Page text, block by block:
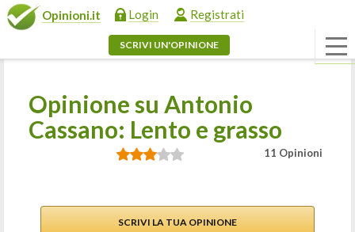
Opinioni.it Login Registrati
SCRIVI UN'OPINIONE
Opinione su Antonio
Cassano: Lento e grasso
11 Opinioni
SCRIVI LA TUA OPINIONE